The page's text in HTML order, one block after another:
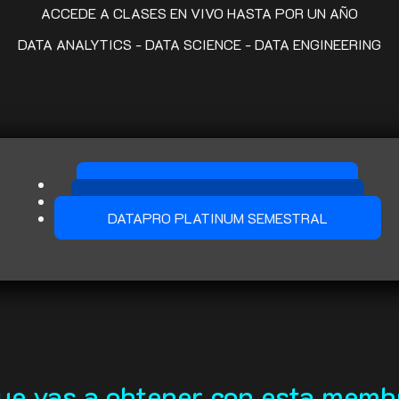
ACCEDE A CLASES EN VIVO HASTA POR UN AÑO
DATA ANALYTICS - DATA SCIENCE - DATA ENGINEERING
DATAPRO INFINITY ANUAL
DATAPRO PLATINUM ANUAL
DATAPRO PLATINUM SEMESTRAL